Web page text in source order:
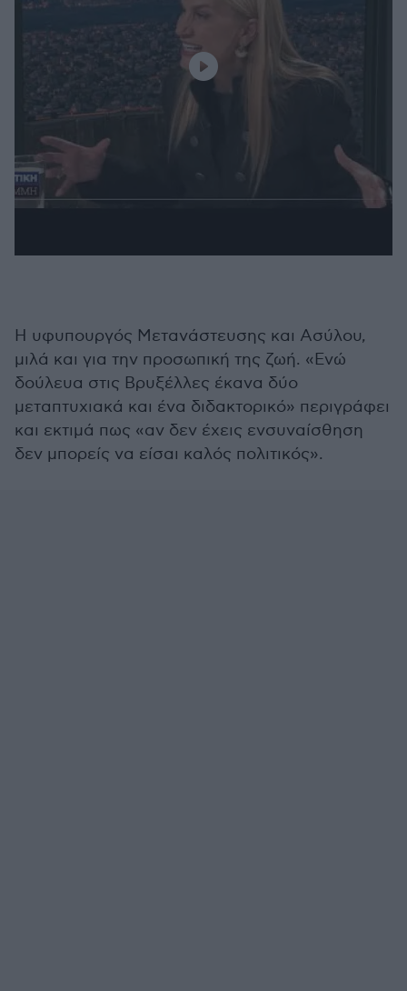
Η υφυπουργός Μετανάστευσης και Ασύλου,
μιλά και για την προσωπική της ζωή. «Ενώ
δούλευα στις Βρυξέλλες έκανα δύο
μεταπτυχιακά και ένα διδακτορικό» περιγράφει
και εκτιμά πως «αν δεν έχεις ενσυναίσθηση
δεν μπορείς να είσαι καλός πολιτικός».